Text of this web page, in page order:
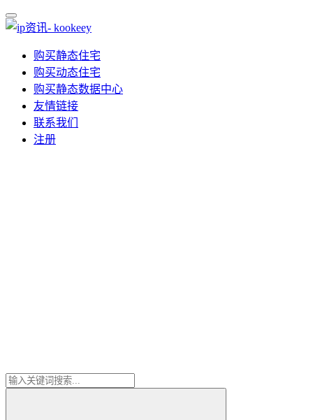
购买静态住宅
购买动态住宅
购买静态数据中心
友情链接
联系我们
注册